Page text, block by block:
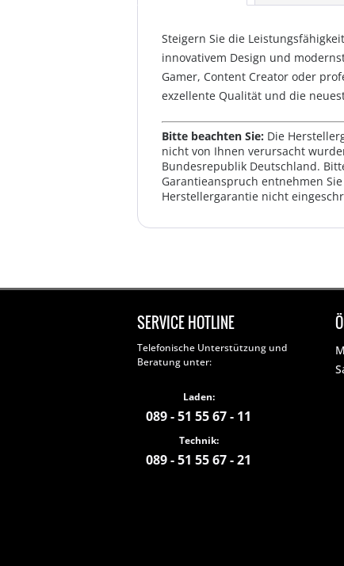
Steigern Sie die
innovativem Design und
Gamer, Content Creator oder
exzellente Qualität und die
Bitte beachten Sie: Die
nicht von Ihnen verursacht
Bundesrepublik Deutschland.
Garantieanspruch entnehmen
Herstellergarantie nicht
SERVICE HOTLINE
Telefonische Unterstützung und
Beratung unter:
Laden:
089 - 51 55 67 - 11
Technik:
089 - 51 55 67 - 21